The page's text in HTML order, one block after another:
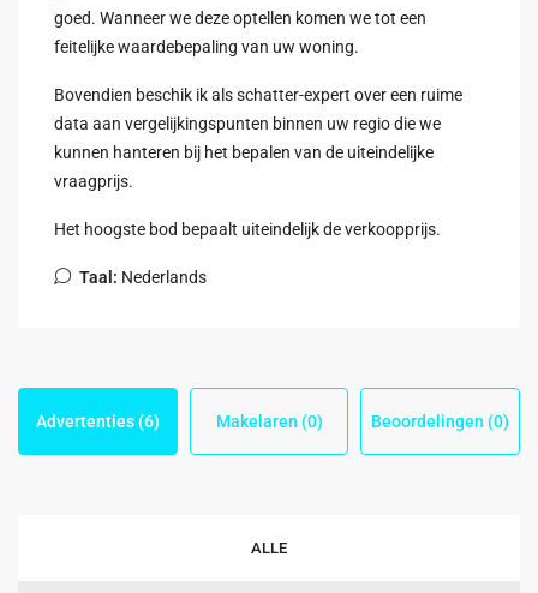
goed. Wanneer we deze optellen komen we tot een
feitelijke waardebepaling van uw woning.
Bovendien beschik ik als schatter-expert over een ruime
data aan vergelijkingspunten binnen uw regio die we
kunnen hanteren bij het bepalen van de uiteindelijke
vraagprijs.
Het hoogste bod bepaalt uiteindelijk de verkoopprijs.
Taal: Nederlands
Advertenties (6) Makelaren (0) Beoordelingen (0)
ALLE